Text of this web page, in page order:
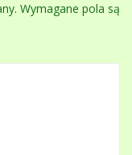
Wymagane pola są